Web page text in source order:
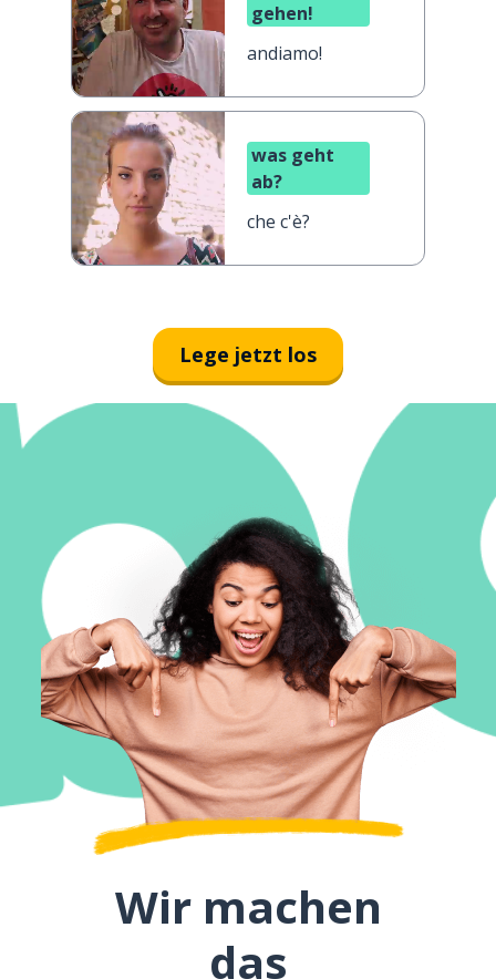
gehen!
andiamo!
was geht
ab?
che c'è?
Lege jetzt los
Wir machen
das